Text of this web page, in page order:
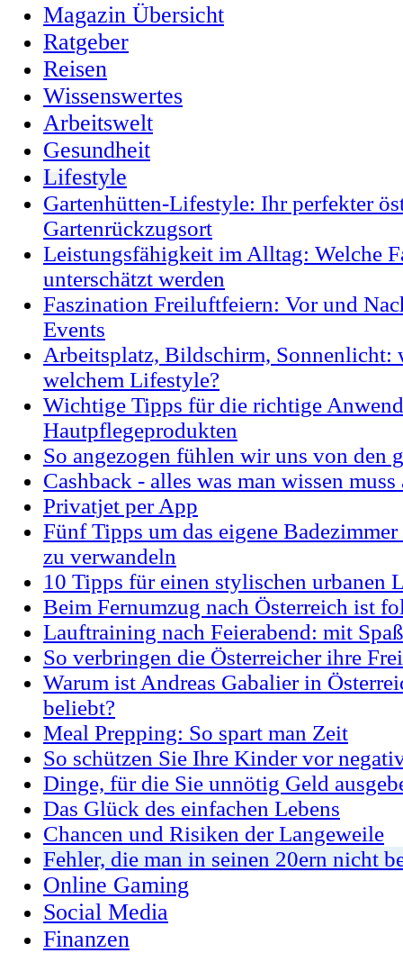
Magazin Übersicht
Ratgeber
Reisen
Wissenswertes
Arbeitswelt
Gesundheit
Lifestyle
Gartenhütten-Lifestyle: Ihr perfekter
Gartenrückzugsort
Leistungsfähigkeit im Alltag: Welche
unterschätzt werden
Faszination Freiluftfeiern: Vor und
Events
Arbeitsplatz, Bildschirm, Sonnenlicht:
welchem Lifestyle?
Wichtige Tipps für die richtige
Hautpflegeprodukten
So angezogen fühlen wir uns von den
Cashback - alles was man wissen
Privatjet per App
Fünf Tipps um das eigene
zu verwandeln
10 Tipps für einen stylischen urbanen
Beim Fernumzug nach Österreich ist
Lauftraining nach Feierabend: mit
So verbringen die Österreicher ihre
Warum ist Andreas Gabalier in
beliebt?
Meal Prepping: So spart man Zeit
So schützen Sie Ihre Kinder vor
Dinge, für die Sie unnötig Geld
Das Glück des einfachen Lebens
Chancen und Risiken der Langeweile
Fehler, die man in seinen 20ern nicht
Online Gaming
Social Media
Finanzen